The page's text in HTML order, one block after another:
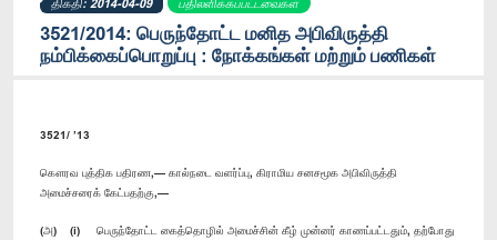
3521/2014: பெருந்தோட்ட மனித அபிவிருத்தி
நம்பிக்கைப்பொறுப்பு : நோக்கங்கள் மற்றும் பணிகள்
3521/ ’13
கௌரவ புத்திக பதிரண,— கால்நடை வளர்ப்பு, கிராமிய சனசமூக அபிவிருத்தி
அமைச்சரைக் கேட்பதற்கு,—
(அ) (i) பெருந்தோட்ட கைத்தொழில் அமைச்சின் கீழ் முன்னர் காணப்பட்டதும், தற்போது